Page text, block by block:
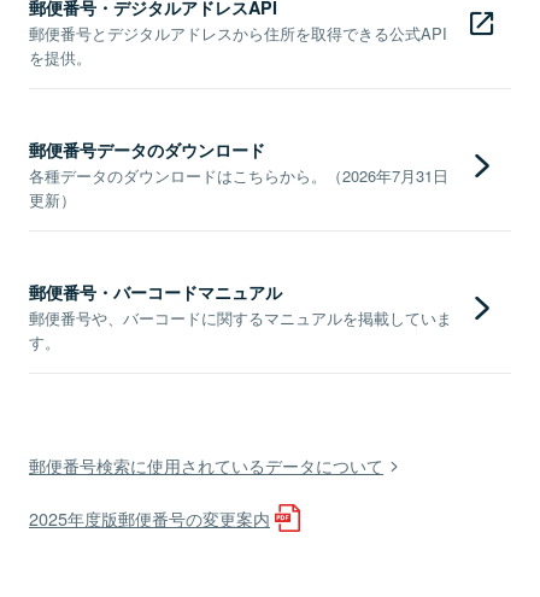
郵便番号・デジタルアドレスAPI
郵便番号とデジタルアドレスから住所を取得できる公式API
を提供。
郵便番号データのダウンロード
各種データのダウンロードはこちらから。（2026年7月31日
更新）
郵便番号・バーコードマニュアル
郵便番号や、バーコードに関するマニュアルを掲載していま
す。
郵便番号検索に使用されているデータについて
2025年度版郵便番号の変更案内